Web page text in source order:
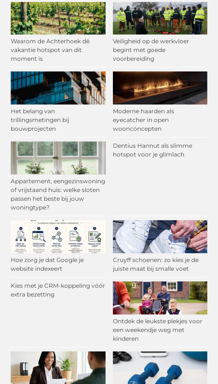
Waarom de Achterhoek dé
vakantie hotspot van dit
moment is
Veiligheid op de werkvloer
begint met goede
voorbereiding
Het belang van
trillingsmetingen bij
bouwprojecten
Moderne haarden als
eyecatcher in open
woonconcepten
Appartement, eengezinswoning
of vrijstaand huis: welke sloten
passen het beste bij jouw
woningtype?
Dentius Hannut als slimme
hotspot voor je glimlach
Hoe zorg je dat Google je
website indexeert
Cruyff schoenen: zo kies je de
juiste maat bij smalle voet
Kies met je CRM-koppeling vóór
extra bezetting
Ontdek de leukste plekjes voor
een weekendje weg met
kinderen